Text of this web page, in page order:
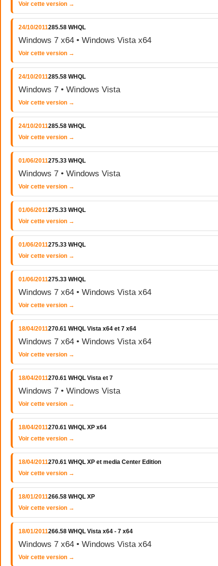
Voir cette version →
24/10/2011285.58 WHQL
Windows 7 x64 • Windows Vista x64
Voir cette version →
24/10/2011285.58 WHQL
Windows 7 • Windows Vista
Voir cette version →
24/10/2011285.58 WHQL
Voir cette version →
01/06/2011275.33 WHQL
Windows 7 • Windows Vista
Voir cette version →
01/06/2011275.33 WHQL
Voir cette version →
01/06/2011275.33 WHQL
Voir cette version →
01/06/2011275.33 WHQL
Windows 7 x64 • Windows Vista x64
Voir cette version →
18/04/2011270.61 WHQL Vista x64 et 7 x64
Windows 7 x64 • Windows Vista x64
Voir cette version →
18/04/2011270.61 WHQL Vista et 7
Windows 7 • Windows Vista
Voir cette version →
18/04/2011270.61 WHQL XP x64
Voir cette version →
18/04/2011270.61 WHQL XP et media Center Edition
Voir cette version →
18/01/2011266.58 WHQL XP
Voir cette version →
18/01/2011266.58 WHQL Vista x64 - 7 x64
Windows 7 x64 • Windows Vista x64
Voir cette version →